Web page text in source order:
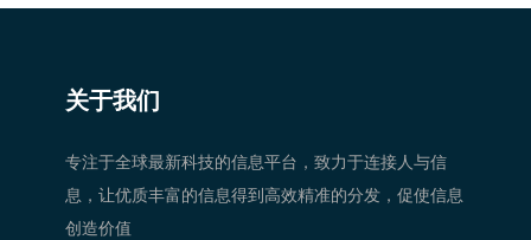
关于我们
专注于全球最新科技的信息平台，致力于连接人与信
息，让优质丰富的信息得到高效精准的分发，促使信息
创造价值